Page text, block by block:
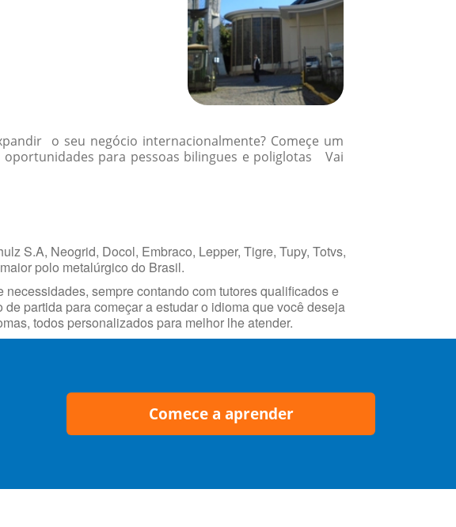
o seu negócio internacionalmente? Começe um
para pessoas bilingues e poliglotas Vai
S.A, Neogrid, Docol, Embraco, Lepper, Tigre, Tupy, Totvs,
polo metalúrgico do Brasil.
sempre contando com tutores qualificados e
partida para começar a estudar o idioma que você deseja
todos personalizados para melhor lhe atender.
Comece a aprender